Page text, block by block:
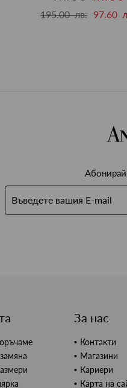
195.00 лв. 97.60
За нас
Контакти
Магазини
Кариери
Карта на